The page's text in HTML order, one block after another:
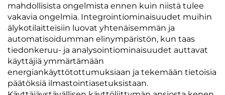
mahdollisista ongelmista ennen kuin niistä tulee
vakavia ongelmia. Integrointiominaisuudet muihin
älykotilaitteisiin luovat yhtenäisemmän ja
automatisoidumman elinympäristön, kun taas
tiedonkeruu- ja analysointiominaisuudet auttavat
käyttäjiä ymmärtämään
energiankäyttötottumuksiaan ja tekemään tietoisia
päätöksiä ilmastointiasetuksistaan.